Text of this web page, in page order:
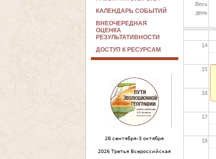
Весь
день
14
15
16
17
18
КАЛЕНДАРЬ СОБЫТИЙ
ВНЕОЧЕРЕДНАЯ
ОЦЕНКА
РЕЗУЛЬТАТИВНОСТИ
ДОСТУП К РЕСУРСАМ
28 сентября-3 октября
2026 Третья Всероссийская